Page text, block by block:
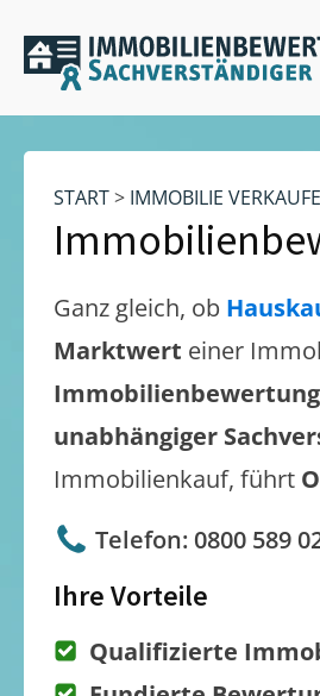
START> IMMOBILIE
Ganz gleich, ob
Marktwert einer
Immobilienbewertung
unabhängiger
Immobilienkauf, führt
Telefon: 0800 589
Ihre Vorteile
Qualifizierte